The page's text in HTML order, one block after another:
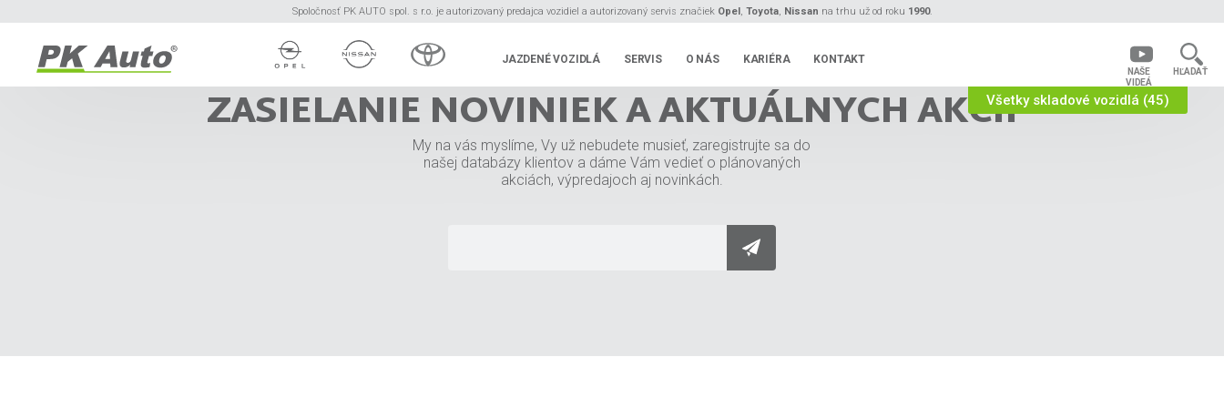
Spoločnosť PK AUTO spol. s r.o. je autorizovaný predajca vozidiel a autorizovaný servis značiek Opel, Toyota, Nissan na trhu už od roku 1990.
JAZDENÉ VOZIDLÁ SERVIS O NÁS KARIÉRA KONTAKT
NAŠE
VIDEÁ
HĽADAŤ
Všetky skladové vozidlá (45)
ZASIELANIE NOVINIEK A AKTUÁLNYCH AKCIÍ
My na vás myslíme, Vy už nebudete musieť, zaregistrujte sa do
našej databázy klientov a dáme Vám vedieť o plánovaných
akciách, výpredajoch aj novinkách.